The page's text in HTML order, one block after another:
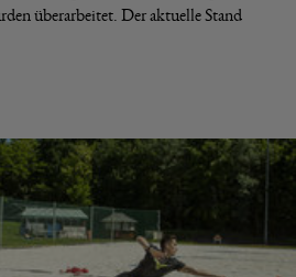
überarbeitet. Der aktuelle Stand